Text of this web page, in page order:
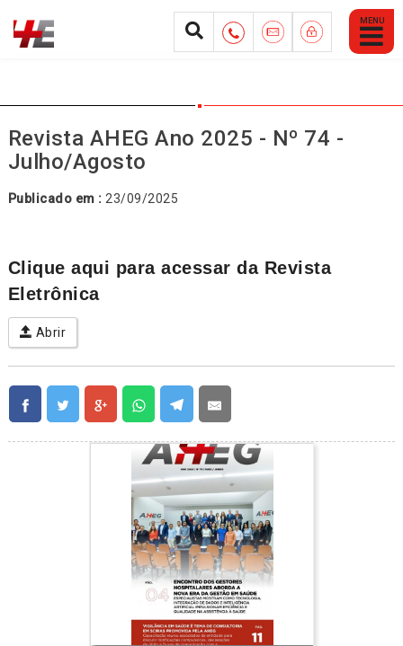
Abrir
Menu
Mobile
Revista AHEG Ano 2025 - Nº 74 -
Julho/Agosto
Publicado em : 23/09/2025
Clique aqui para acessar da Revista
Eletrônica
Abrir